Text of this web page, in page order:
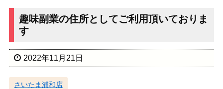
趣味副業の住所としてご利用頂いておりま
す
2022年11月21日
さいたま浦和店